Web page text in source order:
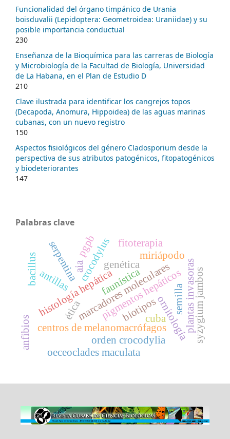
Funcionalidad del órgano timpánico de Urania
boisduvalii (Lepidoptera: Geometroidea: Uraniidae) y su
posible importancia conductual
230
Enseñanza de la Bioquímica para las carreras de Biología
y Microbiología de la Facultad de Biología, Universidad
de La Habana, en el Plan de Estudio D
210
Clave ilustrada para identificar los cangrejos topos
(Decapoda, Anomura, Hippoidea) de las aguas marinas
cubanas, con un nuevo registro
150
Aspectos fisiológicos del género Cladosporium desde la
perspectiva de sus atributos patogénicos, fitopatogénicos
y biodeteriorantes
147
Palabras clave
histología hepática
centros de melanomacrófagos
pigmentos hepáticos
anfibios ornitología
cuba
genética
marcadores moleculares
crocodylus
orden crocodylia
plantas invasoras
serpentina
syzygium jambos
oeceoclades maculata
miriápodo
faunística
antillas
fitoterapia
ética
aia
bacillus
semilla
pgpb
biotipos